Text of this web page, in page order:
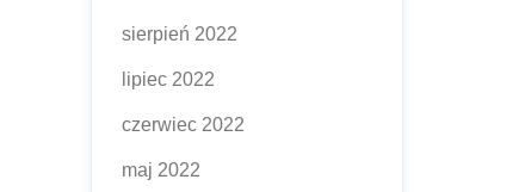
sierpień 2022
lipiec 2022
czerwiec 2022
maj 2022